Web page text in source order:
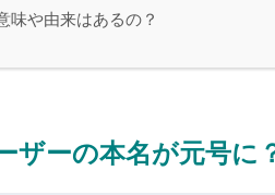
味や由来はあるの？
ザーの本名が元号に